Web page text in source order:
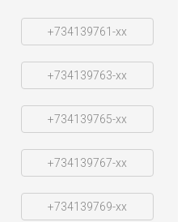
+734139761-xx
+734139763-xx
+734139765-xx
+734139767-xx
+734139769-xx